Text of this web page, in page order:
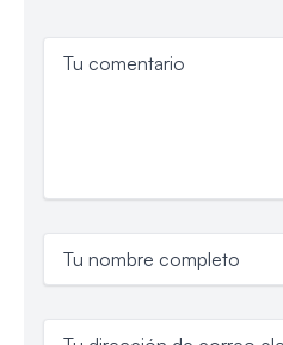
Tu comentario
Tu nombre completo
Tu dirección de correo